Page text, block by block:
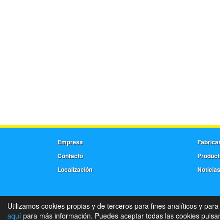
Empresa
Contacto
Localización
Noticias
Utilizamos cookies propias y de terceros para fines analíticos y
aquí para más información. Puedes aceptar todas las cookies